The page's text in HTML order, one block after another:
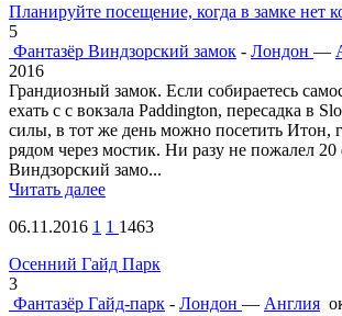
Планируйте посещение, когда в замке нет
5
Фантазёр Виндзорский замок - Лондон —
2016
Грандиозный замок. Если собираетесь
ехать с с вокзала Paddington, пересадка в
силы, в тот же день можно посетить Итон,
рядом через мостик. Ни разу не пожалел
Виндзорский замо...
Читать далее
06.11.2016 1 1 1463
Осенний Гайд Парк
3
Фантазёр Гайд-парк - Лондон — Англия